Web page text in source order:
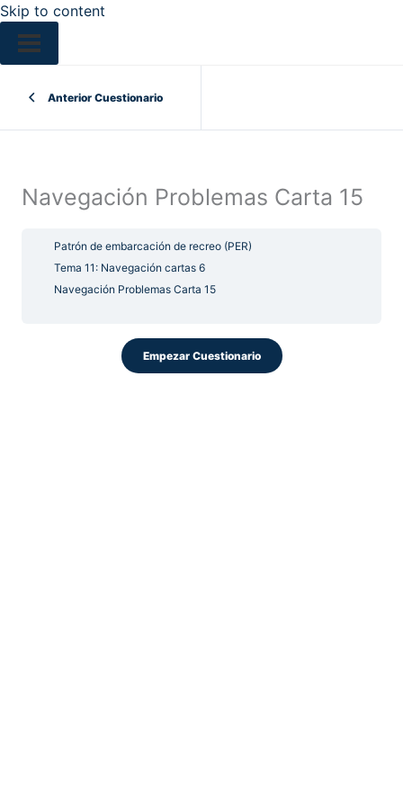
Skip to content
Anterior Cuestionario
Navegación Problemas Carta 15
Patrón de embarcación de recreo (PER)
Tema 11: Navegación cartas 6
Navegación Problemas Carta 15